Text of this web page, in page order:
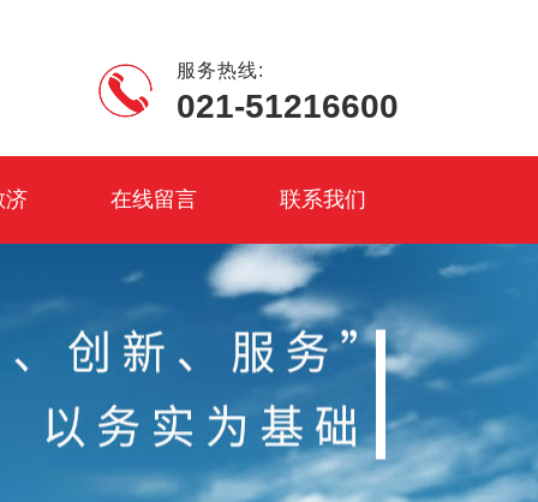
服务热线:
021-51216600
济 在线留言 联系我们